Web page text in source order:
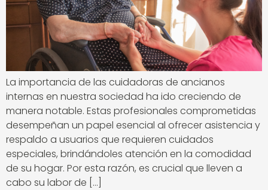
La importancia de las cuidadoras de ancianos
internas en nuestra sociedad ha ido creciendo de
manera notable. Estas profesionales comprometidas
desempeñan un papel esencial al ofrecer asistencia y
respaldo a usuarios que requieren cuidados
especiales, brindándoles atención en la comodidad
de su hogar. Por esta razón, es crucial que lleven a
cabo su labor de […]